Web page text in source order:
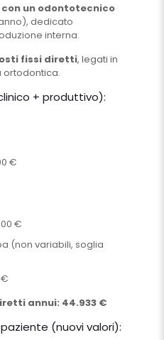
un odontotecnico
dedicato
interna.
fissi diretti, legati in
ortodontica.
+ produttivo):
€
€
(non variabili, soglia
annui: 44.933 €
(nuovi valori):